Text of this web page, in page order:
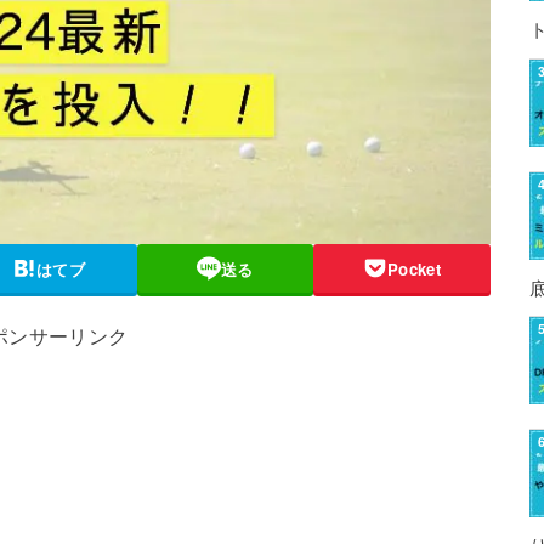
はてブ 送る Pocket
ンサーリンク